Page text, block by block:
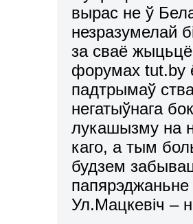
вырас не ў
незразумелай
за сваё
форумах tut.by
падтрымаў
негатыўнага
лукашызму на
каго, а тым
будзем
Ул.Мацкевіч –